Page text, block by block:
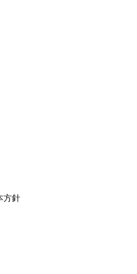
方針